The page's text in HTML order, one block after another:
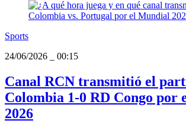
Sports
24/06/2026
00:15
Canal RCN transmitió el
Colombia 1-0 RD Congo por
2026